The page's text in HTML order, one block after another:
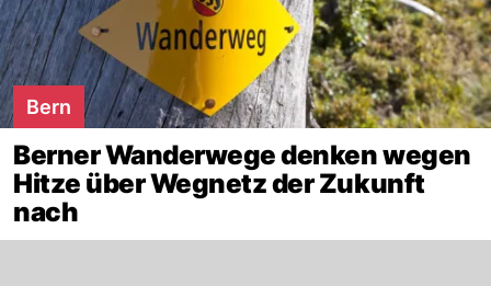
Bern
Berner Wanderwege denken wegen
Hitze über Wegnetz der Zukunft
nach